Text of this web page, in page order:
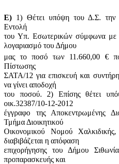
Ε) 1) Θέτει υπόψη του Δ.Σ. την
Εντολή
του Υπ. Εσωτερικών σύμφωνα με
λογαριασμό του Δήμου
μας το ποσό των 11.660,00 €
Πίστωσης
ΣΑΤΑ/12 για επισκευή και
να γίνει αποδοχή
του ποσού. 2) Επίσης θέτει
οικ.32387/10-12-2012
έγγραφο της Αποκεντρωμένης
Τμήμα Διοικητικού
Οικονομικού Νομού
διαβιβάζεται η απόφαση
επιχορήγησης του Δήμου
προπαρασκευής και